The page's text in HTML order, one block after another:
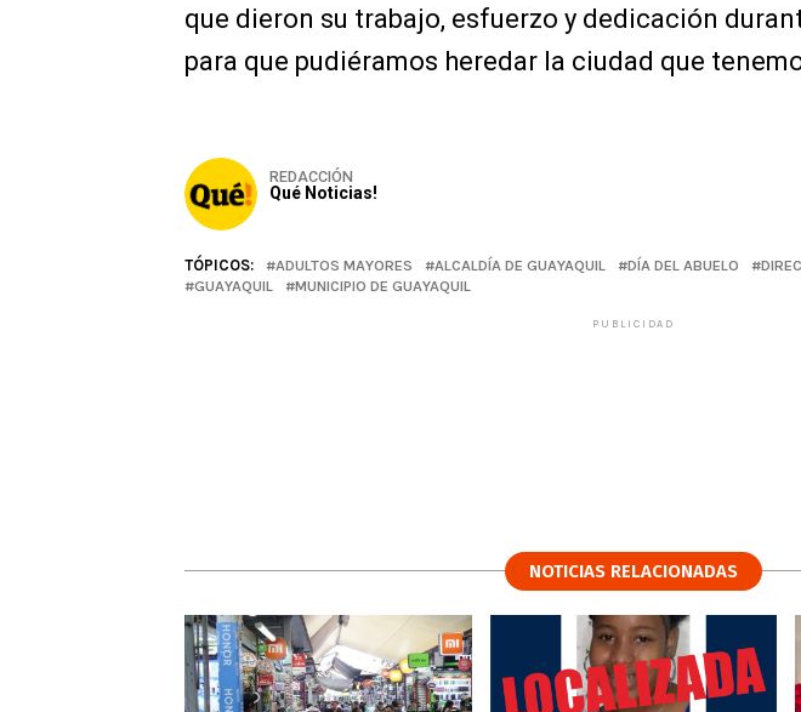
que dieron su trabajo, esfuerzo y dedicación
para que pudiéramos heredar la ciudad que
REDACCIÓN
Qué Noticias!
TÓPICOS: ADULTOS MAYORES ALCALDÍA DE GUAYAQUIL DÍA DEL ABUELO
GUAYAQUIL
MUNICIPIO DE GUAYAQUIL
PUBLICIDAD
NOTICIAS RELACIONADAS